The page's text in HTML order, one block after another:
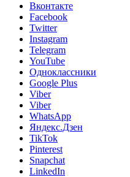
Вконтакте
Facebook
Twitter
Instagram
Telegram
YouTube
Одноклассники
Google Plus
Viber
Viber
WhatsApp
Яндекс.Дзен
TikTok
Pinterest
Snapchat
LinkedIn